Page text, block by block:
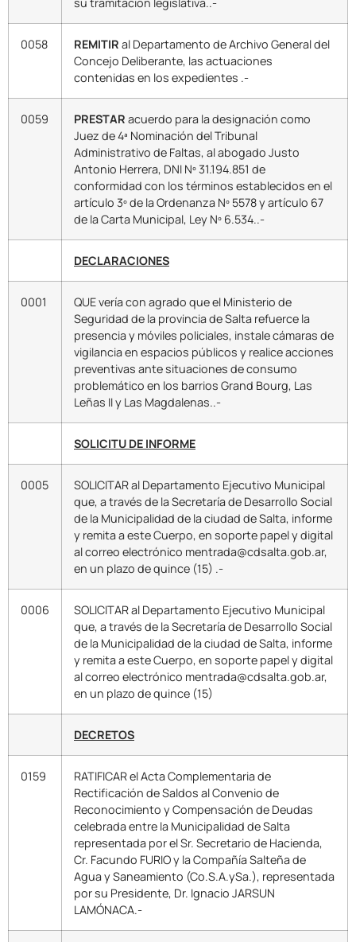
0058 REMITIR al Departamento de Archivo General del
Concejo Deliberante, las actuaciones
contenidas en los expedientes .-
0059 PRESTAR acuerdo para la designación como
Juez de 4ª Nominación del Tribunal
Administrativo de Faltas, al abogado Justo
Antonio Herrera, DNI Nº 31.194.851 de
conformidad con los términos establecidos en el
artículo 3º de la Ordenanza Nº 5578 y artículo 67
de la Carta Municipal, Ley Nº 6.534..-
DECLARACIONES
0001
QUE vería con agrado que el Ministerio de
Seguridad de la provincia de Salta refuerce la
presencia y móviles policiales, instale cámaras de
vigilancia en espacios públicos y realice acciones
preventivas ante situaciones de consumo
problemático en los barrios Grand Bourg, Las
Leñas II y Las Magdalenas..-
SOLICITU DE INFORME
0005
SOLICITAR al Departamento Ejecutivo Municipal
que, a través de la Secretaría de Desarrollo Social
de la Municipalidad de la ciudad de Salta, informe
y remita a este Cuerpo, en soporte papel y digital
al correo electrónico mentrada@cdsalta.gob.ar,
en un plazo de quince (15) .-
0006
SOLICITAR al Departamento Ejecutivo Municipal
que, a través de la Secretaría de Desarrollo Social
de la Municipalidad de la ciudad de Salta, informe
y remita a este Cuerpo, en soporte papel y digital
al correo electrónico mentrada@cdsalta.gob.ar,
en un plazo de quince (15)
DECRETOS
0159
RATIFICAR el Acta Complementaria de
Rectificación de Saldos al Convenio de
Reconocimiento y Compensación de Deudas
celebrada entre la Municipalidad de Salta
representada por el Sr. Secretario de Hacienda,
Cr. Facundo FURIO y la Compañía Salteña de
Agua y Saneamiento (Co.S.A.ySa.), representada
por su Presidente, Dr. Ignacio JARSUN
LAMÓNACA.-